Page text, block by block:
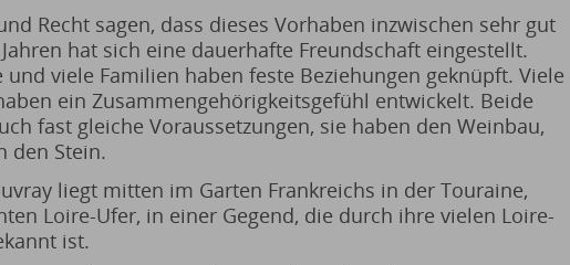
Recht sagen, dass dieses Vorhaben inzwischen sehr gut
hat sich eine dauerhafte Freundschaft eingestellt.
und viele Familien haben feste Beziehungen geknüpft. Viele
ein Zusammengehörigkeitsgefühl entwickelt. Beide
fast gleiche Voraussetzungen, sie haben den Weinbau,
den Stein.
liegt mitten im Garten Frankreichs in der Touraine,
Loire-Ufer, in einer Gegend, die durch ihre vielen Loire-
ist.